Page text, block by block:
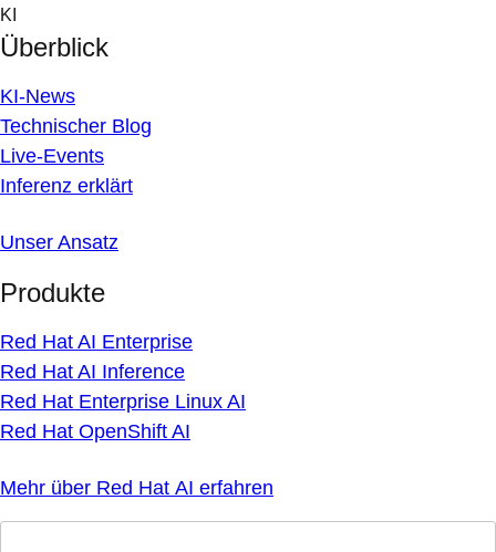
Skip
to
content
KI
Überblick
KI-News
Technischer Blog
Live-Events
Inferenz erklärt
Unser Ansatz
Produkte
Red Hat AI Enterprise
Red Hat AI Inference
Red Hat Enterprise Linux AI
Red Hat OpenShift AI
Mehr über Red Hat AI erfahren